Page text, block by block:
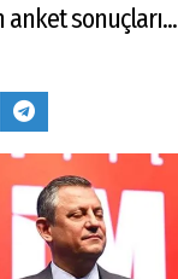
sonuçları...